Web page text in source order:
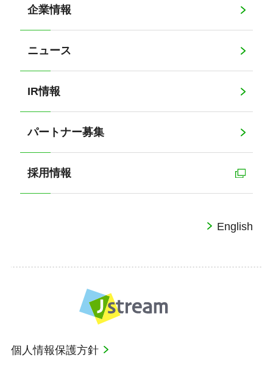
企業情報
ニュース
IR情報
パートナー募集
採用情報
English
個人情報保護方針